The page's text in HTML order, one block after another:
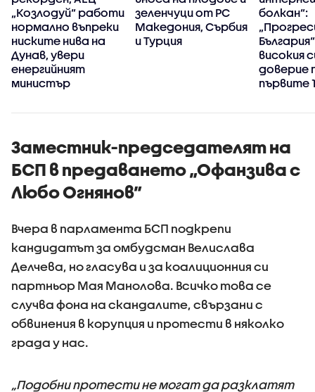
„Козлодуй“ работи
нормално въпреки
ниските нива на
Дунав, увери
енергийният
министър
зеленчуци от РС
Македония, Сърбия
и Турция
болкан“:
високия
доверие
първите
Заместник-председателят на
БСП в предаването „Офанзива с
Любо Огнянов”
Вчера в парламента БСП подкрепи
кандидатът за омбудсман Велислава
Делчева, но гласува и за коалиционния си
партньор Мая Манолова. Всичко това се
случва фона на скандалите, свързани с
обвинения в корупция и протести в няколко
града у нас.
„Подобни протести не могат да разклатят